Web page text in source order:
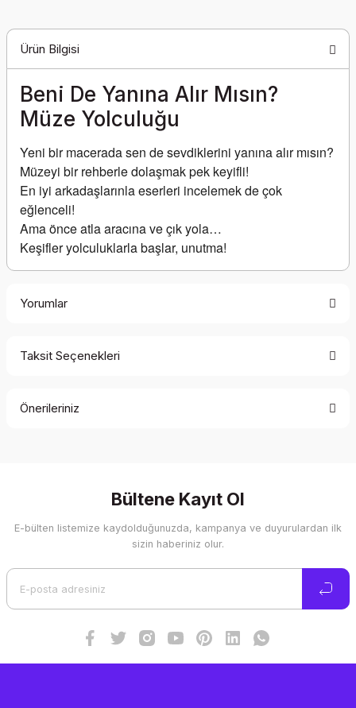
Ürün Bilgisi
Beni De Yanına Alır Mısın?
Müze Yolculuğu
Yeni bir macerada sen de sevdiklerini yanına alır mısın?
Müzeyi bir rehberle dolaşmak pek keyifli!
En iyi arkadaşlarınla eserleri incelemek de çok
eğlenceli!
Ama önce atla aracına ve çık yola…
Keşifler yolculuklarla başlar, unutma!
Yorumlar
Taksit Seçenekleri
Önerileriniz
Görüş ve önerileriniz için teşekkür ederiz.
Ürün resmi kalitesiz, bozuk veya görüntülenemiyor.
Bültene Kayıt Ol
E-bülten listemize kaydolduğunuzda, kampanya ve duyurulardan ilk
sizin haberiniz olur.